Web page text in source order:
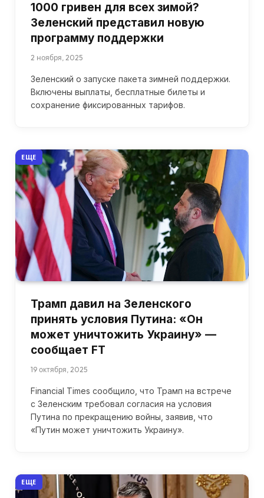
1000 гривен для всех зимой?
Зеленский представил новую
программу поддержки
2 ноября, 2025
Зеленский о запуске пакета зимней поддержки.
Включены выплаты, бесплатные билеты и
сохранение фиксированных тарифов.
ЕЩЕ
Трамп давил на Зеленского
принять условия Путина: «Он
может уничтожить Украину» —
сообщает FT
19 октября, 2025
Financial Times сообщило, что Трамп на встрече
с Зеленским требовал согласия на условия
Путина по прекращению войны, заявив, что
«Путин может уничтожить Украину».
ЕЩЕ